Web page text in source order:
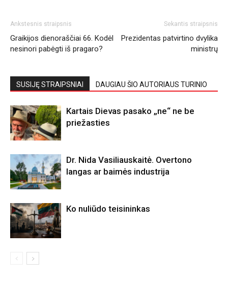
Ankstesnis straipsnis
Graikijos dienoraščiai 66. Kodėl
nesinori pabėgti iš pragaro?
Sekantis straipsnis
Prezidentas patvirtino dvylika
ministrų
SUSIJĘ STRAIPSNIAI DAUGIAU ŠIO AUTORIAUS TURINIO
Kartais Dievas pasako „ne“ ne be
priežasties
Dr. Nida Vasiliauskaitė. Overtono
langas ar baimės industrija
Ko nuliūdo teisininkas